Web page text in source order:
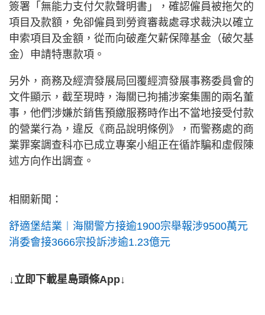
簽署「無能力支付欠款聲明書」，確認僱員被拖欠的
項目及款額，免卻僱員到勞資審裁處尋求裁決以確立
申索項目及金額，從而向破產欠薪保障基金（破欠基
金）申請特惠款項。
另外，商務及經濟發展局回覆經濟發展事務委員會的
文件顯示，截至現時，海關已拘捕涉案集團的兩名董
事，他們涉嫌於銷售預繳服務時作出不當地接受付款
的營業行為，違反《商品說明條例》，而警務處的商
業罪案調查科亦已成立專案小組正在循詐騙和虛假陳
述方向作出調查。
相關新聞：
舒適堡結業︱海關警方接逾1900宗舉報涉9500萬元
消委會接3666宗投訴涉逾1.23億元
↓立即下載星島頭條App↓